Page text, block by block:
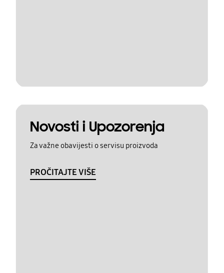
Novosti i Upozorenja
Za važne obavijesti o servisu proizvoda
PROČITAJTE VIŠE